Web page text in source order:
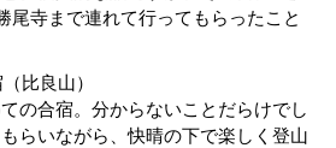
尾寺まで連れて行ってもらったこと
比良山）
の合宿。分からないことだらけでし
らいながら、快晴の下で楽しく登山